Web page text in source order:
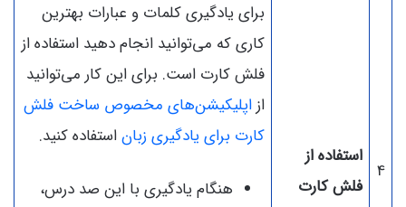
4
استفاده از
فلش کارت
برای یادگیری کلمات و عبارات بهترین
کاری که می‌توانید انجام دهید استفاده از
فلش کارت است. برای این کار می‌توانید
ازاپلیکیشن‌های مخصوص ساخت فلش
کارت برای یادگیری زباناستفاده کنید.
هنگام یادگیری با این صد درس،